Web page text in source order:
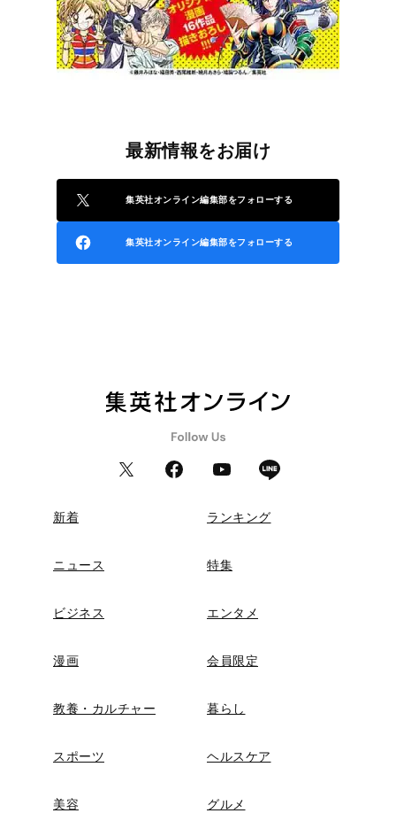
最新情報をお届け
集英社オンライン編集部をフォローする
集英社オンライン編集部をフォローする
新着 ランキング
ニュース 特集
ビジネス エンタメ
漫画 会員限定
教養・カルチャー 暮らし
スポーツ ヘルスケア
美容 グルメ